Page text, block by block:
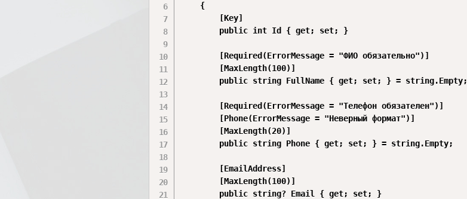
    {
        [Key]
        public int Id { get; set; }
        [Required(ErrorMessage = "ФИО обязательно")]
        [MaxLength(100)]
        public string FullName { get; set; } = string.Empty;
        [Required(ErrorMessage = "Телефон обязателен")]
        [Phone(ErrorMessage = "Неверный формат")]
        [MaxLength(20)]
        public string Phone { get; set; } = string.Empty;
        [EmailAddress]
        [MaxLength(100)]
        public string? Email { get; set; }